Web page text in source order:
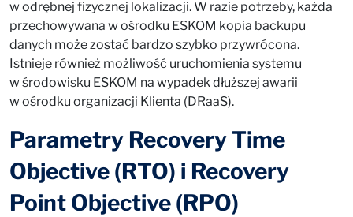
w odrębnej fizycznej lokalizacji. W razie potrzeby, każda
przechowywana w ośrodku ESKOM kopia backupu
danych może zostać bardzo szybko przywrócona.
Istnieje również możliwość uruchomienia systemu
w środowisku ESKOM na wypadek dłuższej awarii
w ośrodku organizacji Klienta (DRaaS).
Parametry Recovery Time
Objective (RTO) i Recovery
Point Objective (RPO)